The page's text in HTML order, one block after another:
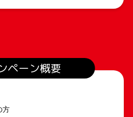
ペーン概要
方